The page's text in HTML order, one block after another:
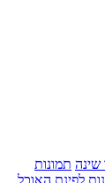
שינה תמונות
לפינת האוכל